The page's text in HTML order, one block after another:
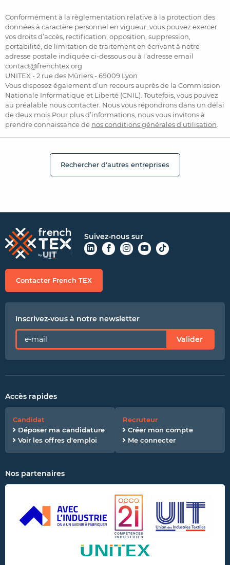
Conformément à la règlementation relative à la protection des
données à caractère personnel en vigueur, vous pouvez exercer
vos droits d’accès, rectification, opposition, suppression,
portabilité, de limitation de traitement en écrivant à notre
adresse postale indiquée ci-dessous ou à l’adresse email
contact@frenchtex.org
UNITEX - 2 rue des Mûriers - 69009 Lyon
Vous disposez également d’un recours auprès de la Commission
Nationale Informatique et Liberté (CNIL). Toutefois, vous pouvez
au préalable nous contacter. Nous vous répondrons dans un délai
de deux mois.Pour plus d’informations, nous vous invitons à
prendre connaissance de nos conditions générales d’utilisation
Rechercher d'autres entreprises
Suivez-nous sur
Contacter French TEX
Inscrivez-vous à notre newsletter
Valider
Accès rapides
Candidat
Déposer ma candidature
Voir les offres d'emploi
Recruteur
Créer mon compte
Me connecter
Nos partenaires